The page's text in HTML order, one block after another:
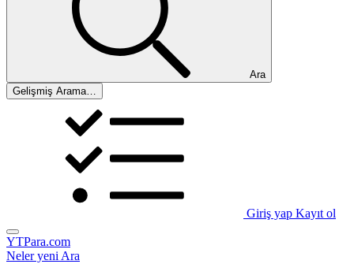
Ara
Gelişmiş Arama…
Giriş yap Kayıt ol
YTPara.com
Neler yeniAra